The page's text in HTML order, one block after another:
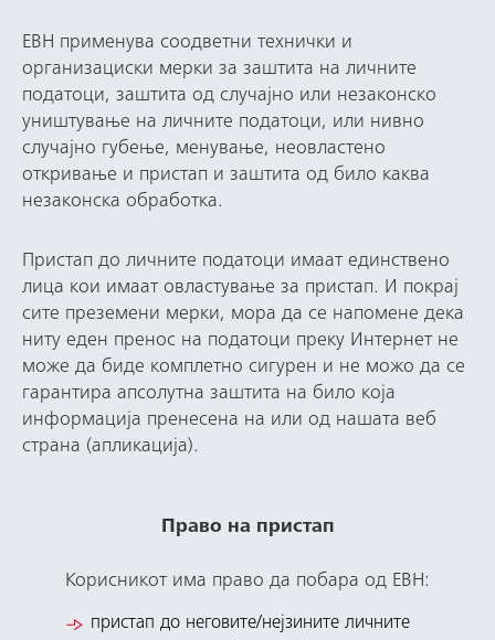
ЕВН применува соодветни технички и
организациски мерки за заштита на личните
податоци, заштита од случајно или незаконско
уништување на личните податоци, или нивно
случајно губење, менување, неовластено
откривање и пристап и заштита од било каква
незаконска обработка.
Пристап до личните податоци имаат единствено
лица кои имаат овластување за пристап. И покрај
сите преземени мерки, мора да се напомене дека
ниту еден пренос на податоци преку Интернет не
може да биде комплeтно сигурен и не можо да се
гарантира апсолутна заштита на било која
информација пренесена на или од нашата веб
страна (апликација).
Право на пристап
Корисникот има право да побара од ЕВН:
пристап до неговите/нејзините личните